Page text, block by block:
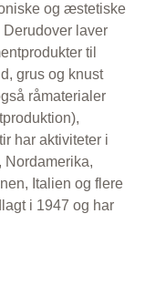
og æstetiske
laver
til
grus og knust
råmaterialer
har aktiviteter i
Nordamerika,
Italien og flere
i 1947 og har